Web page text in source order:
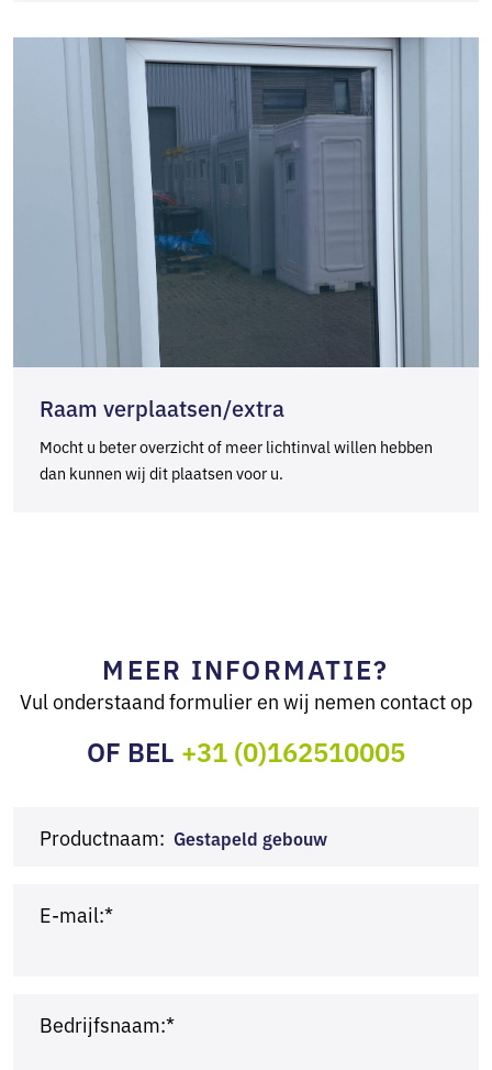
Raam verplaatsen/extra
Mocht u beter overzicht of meer lichtinval willen hebben
dan kunnen wij dit plaatsen voor u.
MEER INFORMATIE?
Vul onderstaand formulier en wij nemen contact op
OF BEL +31 (0)162510005
Productnaam: Gestapeld gebouw
E-mail:*
Bedrijfsnaam:*